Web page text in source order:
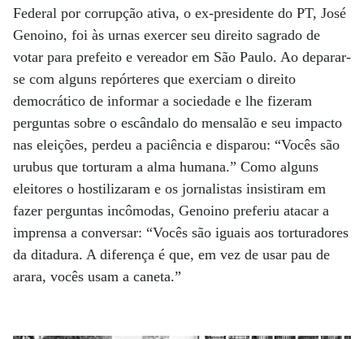
Federal por corrupção ativa, o ex-presidente do PT, José
Genoino, foi às urnas exercer seu direito sagrado de
votar para prefeito e vereador em São Paulo. Ao deparar-
se com alguns repórteres que exerciam o direito
democrático de informar a sociedade e lhe fizeram
perguntas sobre o escândalo do mensalão e seu impacto
nas eleições, perdeu a paciência e disparou: “Vocês são
urubus que torturam a alma humana.” Como alguns
eleitores o hostilizaram e os jornalistas insistiram em
fazer perguntas incômodas, Genoino preferiu atacar a
imprensa a conversar: “Vocês são iguais aos torturadores
da ditadura. A diferença é que, em vez de usar pau de
arara, vocês usam a caneta.”